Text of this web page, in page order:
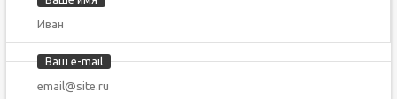
Ваш e-mail